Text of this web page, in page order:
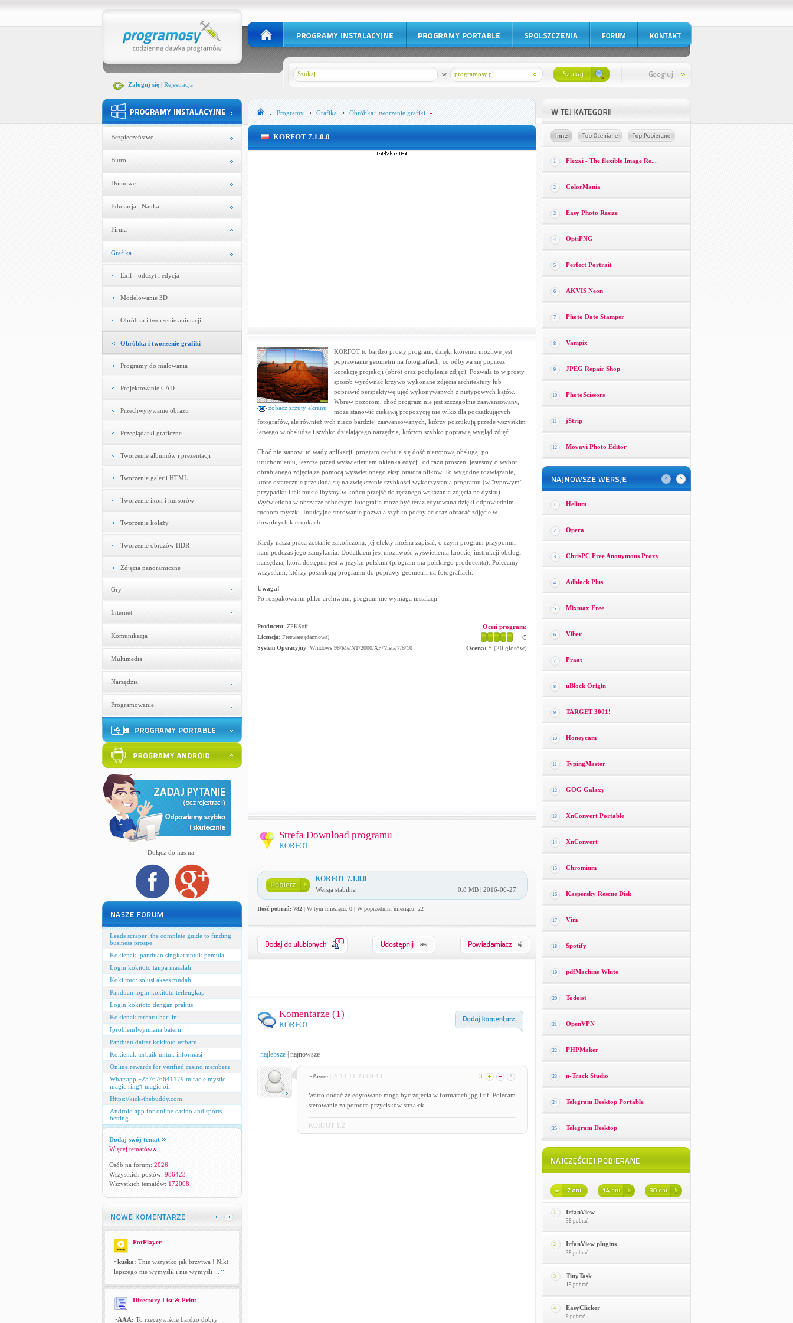
Zaloguj się| Rejestracja
programosy.pl
w
Bezpieczeństwo
Biuro
Domowe
Edukacja i Nauka
Firma
Grafika
Exif - odczyt i edycja
Modelowanie 3D
Obróbka i tworzenie animacji
Obróbka i tworzenie grafiki
Programy do malowania
Projektowanie CAD
Przechwytywanie obrazu
Przeglądarki graficzne
Tworzenie albumów i prezentacji
Tworzenie galerii HTML
Tworzenie ikon i kursorów
Tworzenie kolaży
Tworzenie obrazów HDR
Zdjęcia panoramiczne
Gry
Internet
Komunikacja
Multimedia
Narzędzia
Programowanie
Dołącz do nas na:
Leads scraper: the complete guide to finding
business prospe
Kokienak: panduan singkat untuk pemula
Login kokitoto tanpa masalah
Koki toto: solusi akses mudah
Panduan login kokitoto terlengkap
Login kokitoto dengan praktis
Kokienak terbaru hari ini
[problem]wymiana baterii
Panduan daftar kokitoto terbaru
Kokienak terbaik untuk informasi
Online rewards for verified casino members
Whatsapp +237676641179 miracle mystic
magic ring# magic oil
Https://kick-thebuddy.com
Android app for online casino and sports
betting
Dodaj swój temat
Więcej tematów
Osób na forum: 2026
Wszystkich postów: 986423
Wszystkich tematów: 172008
PotPlayer
~kuśka: Tnie wszystko jak brzytwa ! Nikt
lepszego nie wymyślił i nie wymyśli ...
Directory List & Print
~AAA: To rzeczywiście bardzo dobry
Programy Grafika Obróbka i tworzenie grafiki
KORFOT 7.1.0.0
zobacz zrzuty ekranu
KORFOT to bardzo prosty program, dzięki któremu możliwe jest
poprawianie geometrii na fotografiach, co odbywa się poprzez
korekcję projekcji (obrót oraz pochylenie zdjęć). Pozwala to w prosty
sposób wyrównać krzywo wykonane zdjęcia architektury lub
poprawić perspektywę ujęć wykonywanych z nietypowych kątów.
Wbrew pozorom, choć program nie jest szczególnie zaawansowany,
może stanowić ciekawą propozycję nie tylko dla początkujących
fotografów, ale również tych nieco bardziej zaawansowanych, którzy poszukują przede wszystkim
łatwego w obsłudze i szybko działającego narzędzia, którym szybko poprawią wygląd zdjęć.
Choć nie stanowi to wady aplikacji, program cechuje się dość nietypową obsługą: po
uruchomieniu, jeszcze przed wyświetleniem okienka edycji, od razu proszeni jesteśmy o wybór
obrabianego zdjęcia za pomocą wyświetlonego eksploratora plików. To wygodne rozwiązanie,
które ostatecznie przekłada się na zwiększenie szybkości wykorzystania programu (w "typowym"
przypadku i tak musielibyśmy w końcu przejść do ręcznego wskazania zdjęcia na dysku).
Wyświetlona w obszarze roboczym fotografia może być teraz edytowana dzięki odpowiednim
ruchom myszki. Intuicyjne sterowanie pozwala szybko pochylać oraz obracać zdjęcie w
dowolnych kierunkach.
Kiedy nasza praca zostanie zakończona, jej efekty można zapisać, o czym program przypomni
nam podczas jego zamykania. Dodatkiem jest możliwość wyświetlenia krótkiej instrukcji obsługi
narzędzia, która dostępna jest w języku polskim (program ma polskiego producenta). Polecamy
wszystkim, którzy poszukują programu do poprawy geometrii na fotografiach.
Uwaga!
Po rozpakowaniu pliku archiwum, program nie wymaga instalacji.
Producent: ZPKSoft
Licencja: Freeware (darmowa)
System Operacyjny: Windows 98/Me/NT/2000/XP/Vista/7/8/10
Oceń program:
-/5
Ocena: 5 (20 głosów)
Strefa Download programu
KORFOT
KORFOT 7.1.0.0
Wersja stabilna 0.8 MB | 2016-06-27
Ilość pobrań: 782| W tym miesiącu: 0 | W poprzednim miesiącu: 22
0
Komentarze (1)
KORFOT
najlepsze| najnowsze
~Paweł | 2014.11.23 09:43 3
Warto dodać że edytowane mogą być zdjęcia w formatach jpg i tif. Polecam
sterowanie za pomocą przycisków strzałek.
KORFOT 1.2
1 Flexxi - The flexible Image Re...
2 ColorMania
3 Easy Photo Resize
4 OptiPNG
5 Perfect Portrait
6 AKVIS Neon
7 Photo Date Stamper
8 Vampix
9 JPEG Repair Shop
10 PhotoScissors
11 jStrip
12 Movavi Photo Editor
1 Helium
2 Opera
3 ChrisPC Free Anonymous Proxy
4 Adblock Plus
5 Mixmax Free
6 Viber
7 Praat
8 uBlock Origin
9 TARGET 3001!
10 Honeycam
11 TypingMaster
12 GOG Galaxy
13 XnConvert Portable
14 XnConvert
15 Chromium
16 Kaspersky Rescue Disk
17 Vim
18 Spotify
19 pdfMachine White
20 Todoist
21 OpenVPN
22 PHPMaker
23 n-Track Studio
24 Telegram Desktop Portable
25 Telegram Desktop
1 IrfanView
38 pobrań
2 IrfanView plugins
38 pobrań
3 TinyTask
15 pobrań
4 EasyClicker
9 pobrań